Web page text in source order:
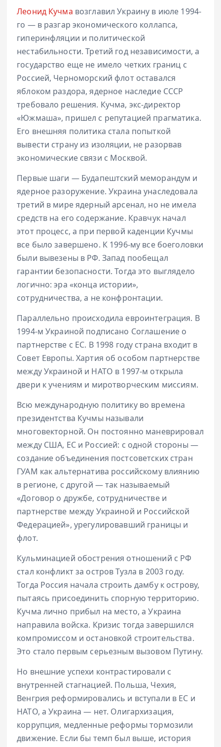
Леонид Кучма возглавил Украину в июле 1994-
го — в разгар экономического коллапса,
гиперинфляции и политической
нестабильности. Третий год независимости, а
государство еще не имело четких границ с
Россией, Черноморский флот оставался
яблоком раздора, ядерное наследие СССР
требовало решения. Кучма, экс-директор
«Южмаша», пришел с репутацией прагматика.
Его внешняя политика стала попыткой
вывести страну из изоляции, не разорвав
экономические связи с Москвой.
Первые шаги — Будапештский меморандум и
ядерное разоружение. Украина унаследовала
третий в мире ядерный арсенал, но не имела
средств на его содержание. Кравчук начал
этот процесс, а при первой каденции Кучмы
все было завершено. К 1996-му все боеголовки
были вывезены в РФ. Запад пообещал
гарантии безопасности. Тогда это выглядело
логично: эра «конца истории»,
сотрудничества, а не конфронтации.
Параллельно происходила евроинтеграция. В
1994-м Украиной подписано Соглашение о
партнерстве с ЕС. В 1998 году страна входит в
Совет Европы. Хартия об особом партнерстве
между Украиной и НАТО в 1997-м открыла
двери к учениям и миротворческим миссиям.
Всю международную политику во времена
президентства Кучмы называли
многовекторной. Он постоянно маневрировал
между США, ЕС и Россией: с одной стороны —
создание объединения постсоветских стран
ГУАМ как альтернатива российскому влиянию
в регионе, с другой — так называемый
«Договор о дружбе, сотрудничестве и
партнерстве между Украиной и Российской
Федерацией», урегулировавший границы и
флот.
Кульминацией обострения отношений с РФ
стал конфликт за остров Тузла в 2003 году.
Тогда Россия начала строить дамбу к острову,
пытаясь присоединить спорную территорию.
Кучма лично прибыл на место, а Украина
направила войска. Кризис тогда завершился
компромиссом и остановкой строительства.
Это стало первым серьезным вызовом Путину.
Но внешние успехи контрастировали с
внутренней стагнацией. Польша, Чехия,
Венгрия реформировались и вступали в ЕС и
НАТО, а Украина — нет. Олигархизация,
коррупция, медленные реформы тормозили
движение. Если бы темп был выше, история